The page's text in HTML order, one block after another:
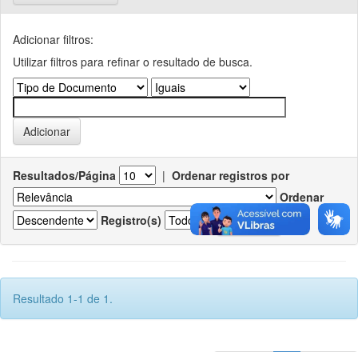
Adicionar filtros:
Utilizar filtros para refinar o resultado de busca.
Resultados/Página | Ordenar registros por
Ordenar
Registro(s)
Resultado 1-1 de 1.